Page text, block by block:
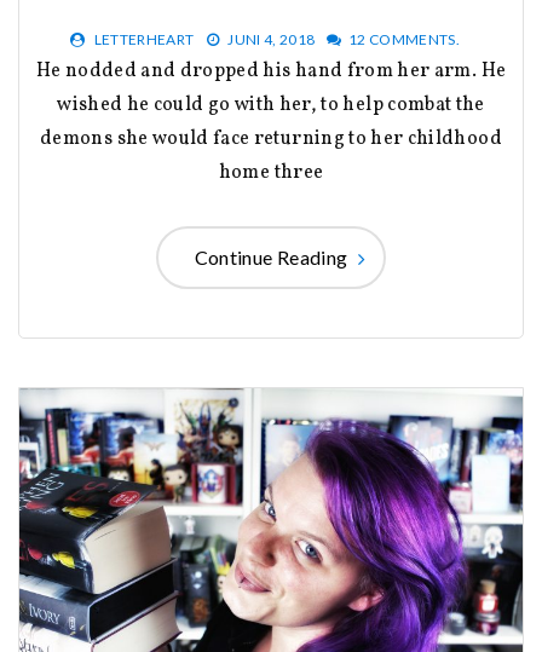
LETTERHEART JUNI 4, 2018 12 COMMENTS.
He nodded and dropped his hand from her arm. He
wished he could go with her, to help combat the
demons she would face returning to her childhood
home three
Continue Reading